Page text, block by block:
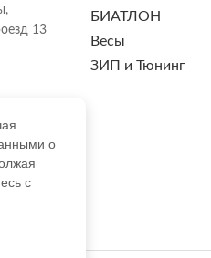
13
БИАТЛОН
Весы
ЗИП и Тюнинг
о
с